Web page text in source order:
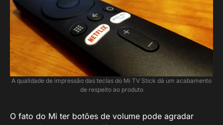
A qualidade de impressão das teclas do Mi TV Stick dá um acabamento
de respeito ao produto
O fato do Mi ter botões de volume pode agradar